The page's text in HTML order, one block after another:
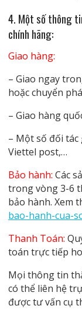
4. Một số thông
chính hãng:
Giao hàng:
– Giao ngay
hoặc chuyển
– Giao hàng
– Một số đối tác
Viettel post,…
Bảo hành: Các
trong vòng 3-6
bảo hành. Xem
bao-hanh-cua-
Thanh Toán:
toán trực tiếp
Mọi thông tin
có thể liên hệ
được tư vấn cụ